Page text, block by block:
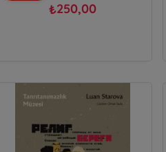
₺250,00